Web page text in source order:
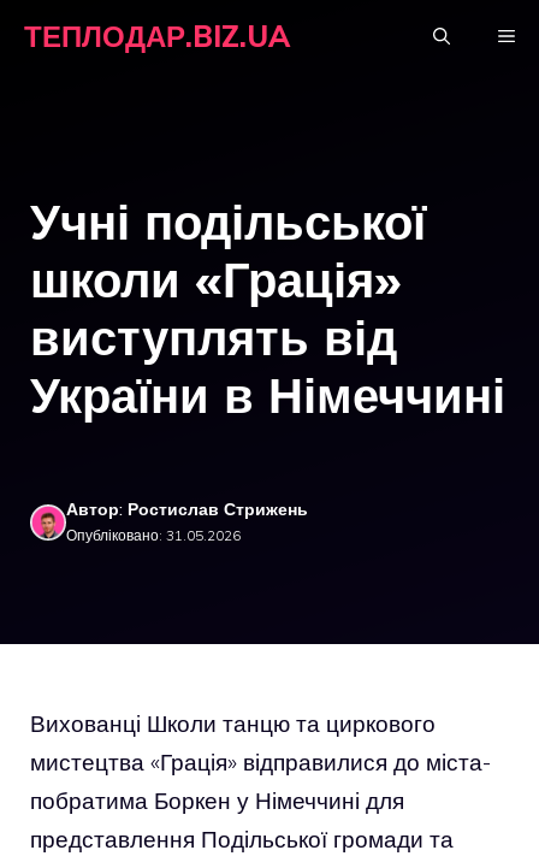
ТЕПЛОДАР.BIZ.UA
Учні подільської
школи «Грація»
виступлять від
України в Німеччині
Автор: Ростислав Стрижень
Опубліковано: 31.05.2026
Вихованці Школи танцю та циркового
мистецтва «Грація» відправилися до міста-
побратима Боркен у Німеччині для
представлення Подільської громади та